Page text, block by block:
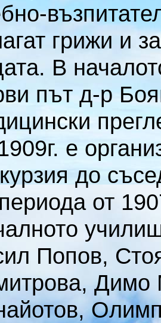
грижи и
В
път д-р
е
до
от
Попов,
Димо